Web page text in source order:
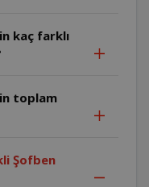
kaç farklı
toplam
Şofben